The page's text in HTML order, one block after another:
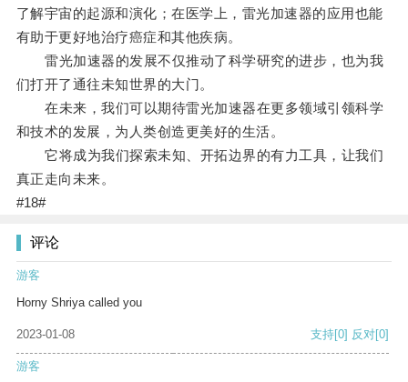
了解宇宙的起源和演化；在医学上，雷光加速器的应用也能
有助于更好地治疗癌症和其他疾病。
雷光加速器的发展不仅推动了科学研究的进步，也为我
们打开了通往未知世界的大门。
在未来，我们可以期待雷光加速器在更多领域引领科学
和技术的发展，为人类创造更美好的生活。
它将成为我们探索未知、开拓边界的有力工具，让我们
真正走向未来。
#18#
评论
游客
Horny Shriya called you
2023-01-08 支持[0] 反对[0]
游客